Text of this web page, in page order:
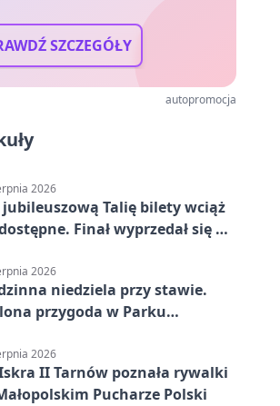
SZCZEGÓŁY
autopromocja
2026
jubileuszową Talię bilety wciąż
Finał wyprzedał się w
2026
niedziela przy stawie.
przygoda w Parku
2026
II Tarnów poznała rywalki
Pucharze Polski